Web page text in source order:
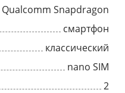
Qualcomm Snapdragon
смартфон
классический
nano SIM
2